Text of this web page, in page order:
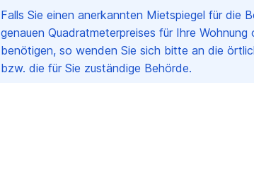
Falls Sie einen anerkannten Mietspiegel für die
genauen Quadratmeterpreises für Ihre Wohnung
benötigen, so wenden Sie sich bitte an die
bzw. die für Sie zuständige Behörde.